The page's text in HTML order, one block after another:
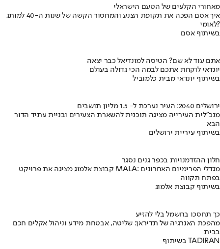
מאחורי הקלעים של הטעם הישראלי
איך אסם הפכה את תקופת הצנע והמחסור הקשה של שנות ה-40 למותג
לאומי?
בשיתוף אסם
אתם עוד לא שם? הטיסה למונדיאל כבר יצאה
יונדאי לוקחת אתכם לבמה הכי גדולה בעולם
בשיתוף יונדאי מבית כלמוביל
ירושלים 2040: העיר נערכת ל- 1.5 מליון תושבים
מנכ"לית העירייה מציגה תוכנית להשארת הצעירים ובניית עתיד הדור
הבא
בשיתוף עיריית ירושלים
חלון ההזדמנויות בכפר גנים נסגר
קבוצת אלמוג מציגה את פרויקט MALA: מגדלי הפרימיום האחרונים
בפתח תקווה
בשיתוף קבוצת אלמוג
כך תחסכו בחשמל בלי להזיע
מהפכת האנרגיה של תדיראן: שליטה, אבטחת מידע וניהול אקלים חכם
בבית
בשיתוף TADIRAN